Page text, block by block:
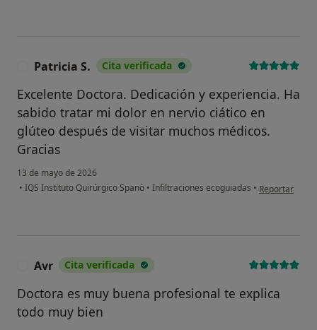
Patricia S. Cita verificada
Excelente Doctora. Dedicación y experiencia. Ha
sabido tratar mi dolor en nervio ciático en
glúteo después de visitar muchos médicos.
Gracias
13 de mayo de 2026
• IQS Instituto Quirúrgico Spanò • Infiltraciones ecoguiadas • en opinión del
Reportar
Avr Cita verificada
Doctora es muy buena profesional te explica
todo muy bien